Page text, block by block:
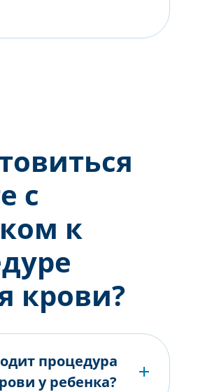
с
к
крови?
процедура
у ребенка?